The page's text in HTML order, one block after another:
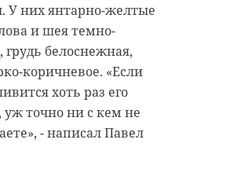
У них янтарно-желтые
и шея темно-
грудь белоснежная,
коричневое. «Если
хоть раз его
уж точно ни с кем не
- написал Павел